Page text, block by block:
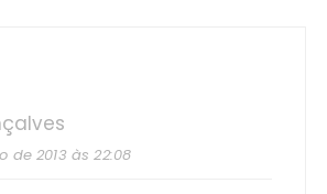
de 2013 às 22:08